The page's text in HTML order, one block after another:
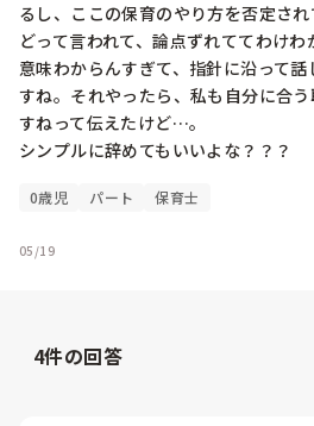
るし、ここの保育のやり方を否定さ
どって言われて、論点ずれててわけ
意味わからんすぎて、指針に沿って
すね。それやったら、私も自分に合
すねって伝えたけど…。
シンプルに辞めてもいいよな？？？
0歳児 パート 保育士
05/19
4件の回答